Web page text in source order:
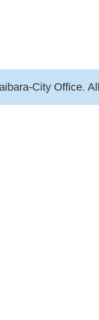
City Office.